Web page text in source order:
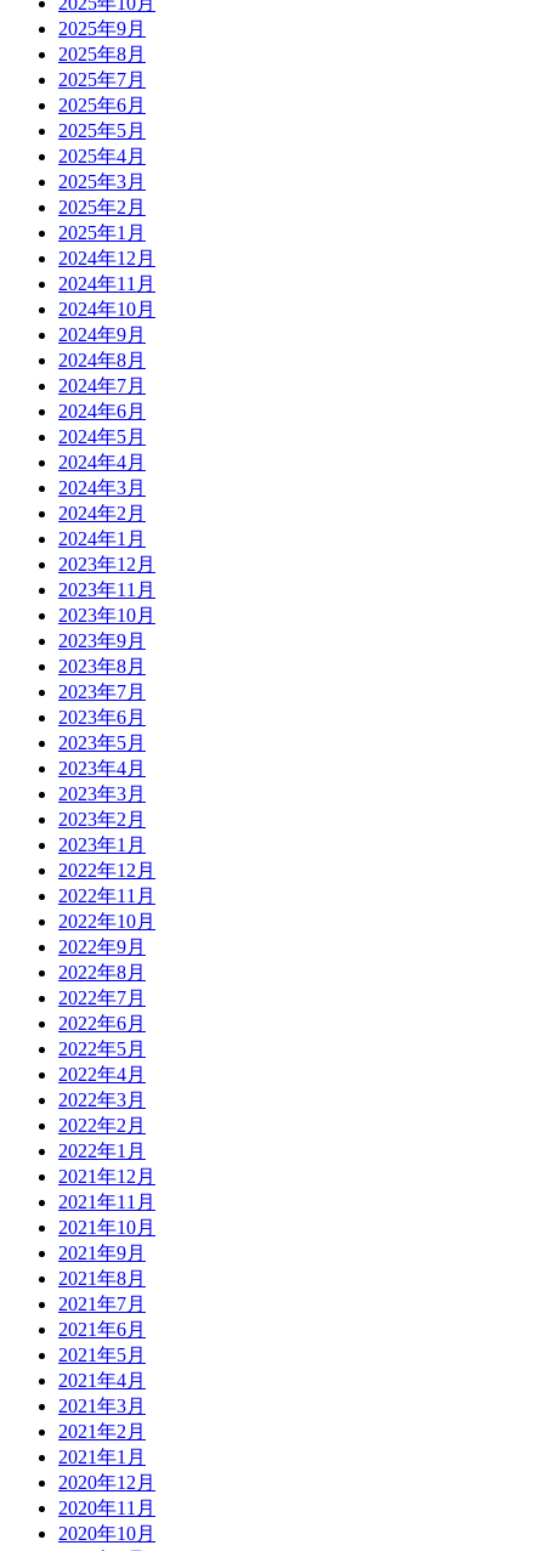
2025年9月
2025年8月
2025年7月
2025年6月
2025年5月
2025年4月
2025年3月
2025年2月
2025年1月
2024年12月
2024年11月
2024年10月
2024年9月
2024年8月
2024年7月
2024年6月
2024年5月
2024年4月
2024年3月
2024年2月
2024年1月
2023年12月
2023年11月
2023年10月
2023年9月
2023年8月
2023年7月
2023年6月
2023年5月
2023年4月
2023年3月
2023年2月
2023年1月
2022年12月
2022年11月
2022年10月
2022年9月
2022年8月
2022年7月
2022年6月
2022年5月
2022年4月
2022年3月
2022年2月
2022年1月
2021年12月
2021年11月
2021年10月
2021年9月
2021年8月
2021年7月
2021年6月
2021年5月
2021年4月
2021年3月
2021年2月
2021年1月
2020年12月
2020年11月
2020年10月